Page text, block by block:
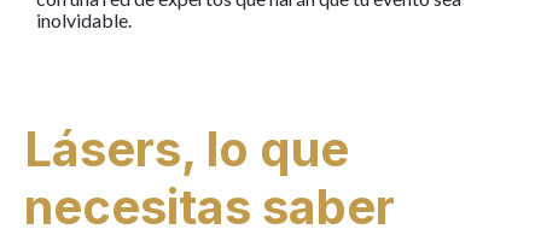
inolvidable.
Lásers, lo que
necesitas saber